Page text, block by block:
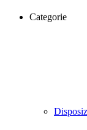
Categorie